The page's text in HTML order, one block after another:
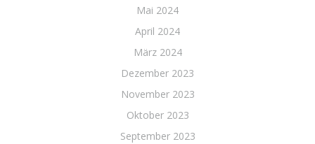
Mai 2024
April 2024
März 2024
Dezember 2023
November 2023
Oktober 2023
September 2023